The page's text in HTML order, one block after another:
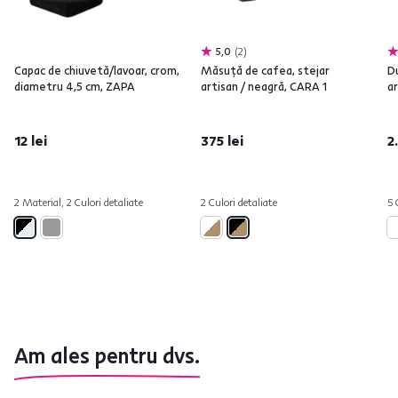
Capac de chiuvetă/lavoar, crom,
diametru 4,5 cm, ZAPA
12 lei
2 Material, 2 Culori detaliate
5,0 2
Măsuţă de cafea, stejar
artisan / neagră, CARA 1
375 lei
2 Culori detaliate 5
Am ales pentru dvs.